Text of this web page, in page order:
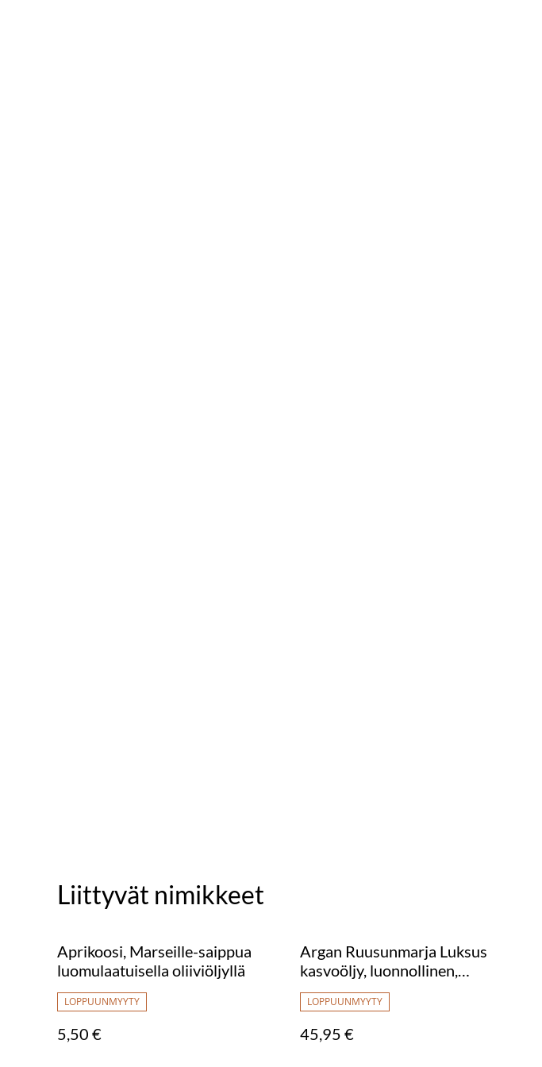
Liittyvät nimikkeet
Aprikoosi, Marseille-saippua
luomulaatuisella oliiviöljyllä
LOPPUUNMYYTY
5,50 €
Argan Ruusunmarja Luksus
kasvoöljy, luonnollinen,
vegaaninen
LOPPUUNMYYTY
45,95 €